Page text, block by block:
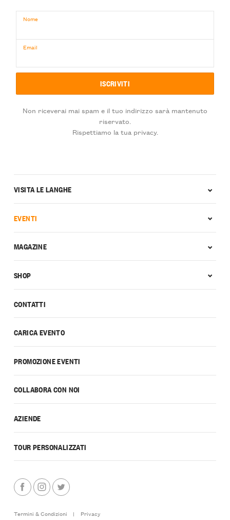
Nome
Email
Non riceverai mai spam e il tuo indirizzo sarà mantenuto
riservato.
Rispettiamo la tua privacy.
CONTATTI
CARICA EVENTO
PROMOZIONE EVENTI
COLLABORA CON NOI
AZIENDE
TOUR PERSONALIZZATI
VISITA LE LANGHE
EVENTI
MAGAZINE
SHOP
Termini & Condizioni | Privacy